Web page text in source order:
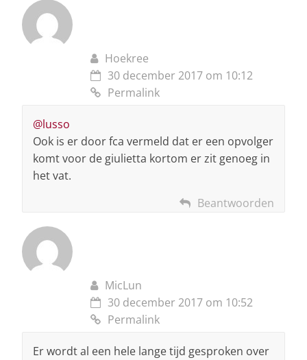
Hoekree
30 december 2017 om 10:12
Permalink
@lusso
Ook is er door fca vermeld dat er een opvolger
komt voor de giulietta kortom er zit genoeg in
het vat.
Beantwoorden
MicLun
30 december 2017 om 10:52
Permalink
Er wordt al een hele lange tijd gesproken over